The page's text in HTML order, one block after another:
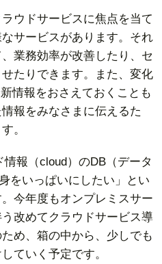
ウドサービスに焦点を当て
サービスがあります。それ
業務効率が改善したり、セ
たりできます。また、変化
情報をおさえておくことも
報をみなさまに伝えるた
。
報（cloud）のDB（データ
をいっぱいにしたい」とい
今年度もオンプレミスサー
改めてクラウドサービス導
め、箱の中から、少しでも
ていく予定です。